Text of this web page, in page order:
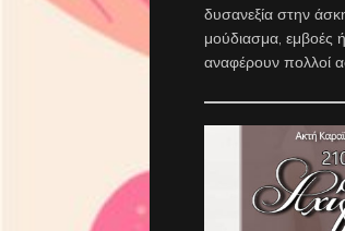
δυσανεξία στην
μούδιασμα, εμβοές
αναφέρουν πολλοί